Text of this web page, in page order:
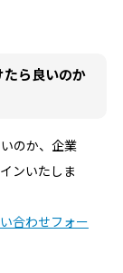
たら良いのか
のか、企業
ンいたしま
合わせフォー